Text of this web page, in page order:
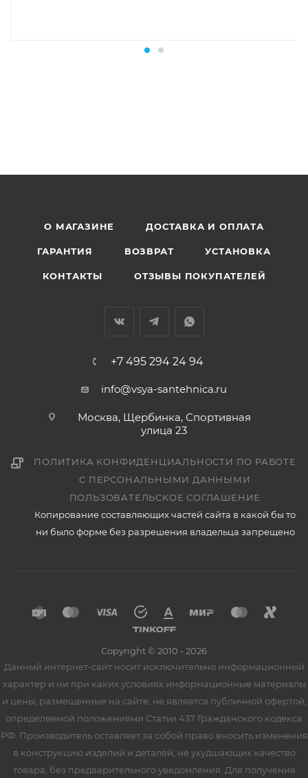
О МАГАЗИНЕ ДОСТАВКА И ОПЛАТА
ГАРАНТИЯ ВОЗВРАТ УСТАНОВКА
КОНТАКТЫ ОТЗЫВЫ ПОКУПАТЕЛЕЙ
+7 495 294 24 94
info@vsya-santehnica.ru
Москва, Щербинка, Спортивная
улица 23
ПОЛИТИКА КОНФИДЕНЦИАЛЬНОСТИ ПО РАБОТЕ
С ПЕРСОНАЛЬНЫМИ ДАННЫМИ
ПОЛЬЗОВАТЕЛЬСКОЕ СОГЛАШЕНИЕ
Копирование составляющих частей сайта в какой бы то
ни было форме без разрешения владельца запрещено
Copyright © 2010 - 2026
Данный интернет-сайт носит исключительно информационный
характер и ни при каких условиях информационные материалы
и цены, размещенные на сайте, не является публичной офертой,
определяемой положениями Статьи 437 Гражданского кодекса
РФ. Производитель оставляет за собой право вносить изменения
в конструкцию изделий и деталей, не ухудшающих качество
товара, без предварительного уведомления. Для получения